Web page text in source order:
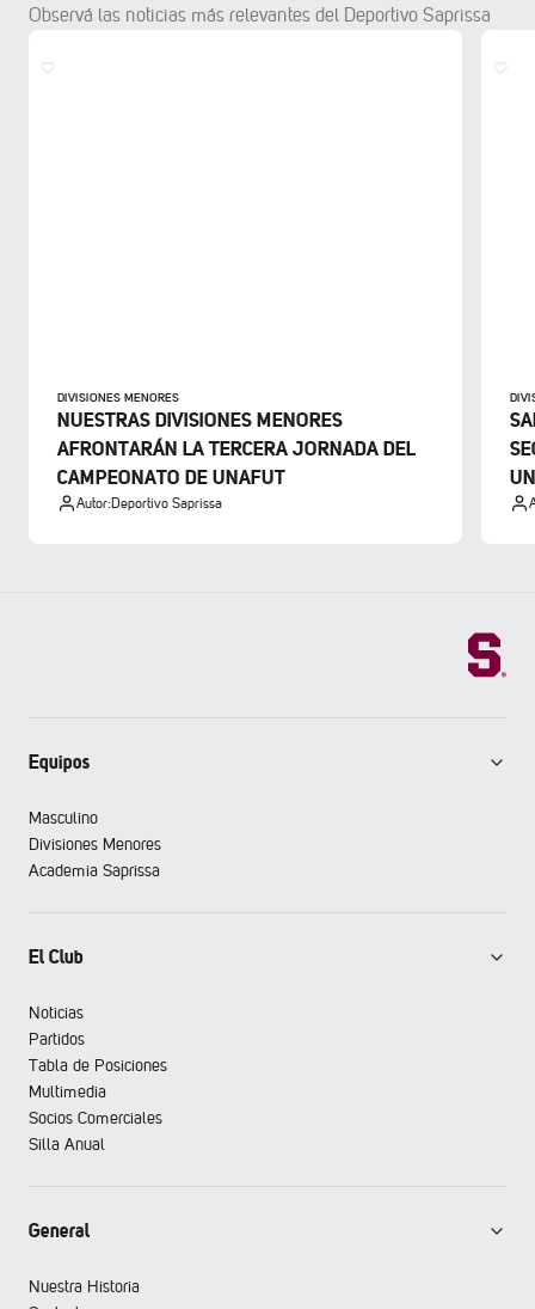
Observá las noticias más relevantes del Deportivo Saprissa
DIVISIONES MENORES
NUESTRAS DIVISIONES MENORES
AFRONTARÁN LA TERCERA JORNADA DEL
CAMPEONATO DE UNAFUT
Autor:Deportivo Saprissa
Equipos
Masculino
Divisiones Menores
Academia Saprissa
El Club
Noticias
Partidos
Tabla de Posiciones
Multimedia
Socios Comerciales
Silla Anual
General
Nuestra Historia